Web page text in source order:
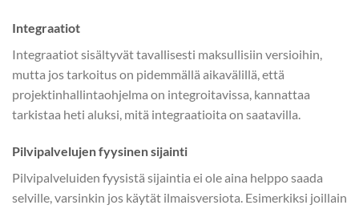
Integraatiot
Integraatiot sisältyvät tavallisesti maksullisiin versioihin,
mutta jos tarkoitus on pidemmällä aikavälillä, että
projektinhallintaohjelma on integroitavissa, kannattaa
tarkistaa heti aluksi, mitä integraatioita on saatavilla.
Pilvipalvelujen fyysinen sijainti
Pilvipalveluiden fyysistä sijaintia ei ole aina helppo saada
selville, varsinkin jos käytät ilmaisversiota. Esimerkiksi joillain